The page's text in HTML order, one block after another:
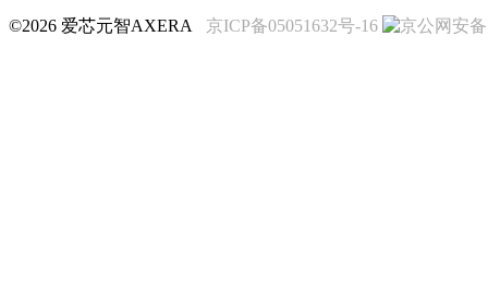
©2026 爱芯元智AXERA 京ICP备05051632号-16 京公网安备